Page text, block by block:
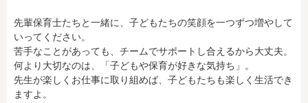
先輩保育士たちと一緒に、子どもたちの笑顔を一つずつ増やして
いってください。
苦手なことがあっても、チームでサポートし合えるから大丈夫。
何より大切なのは、「子どもや保育が好きな気持ち」。
先生が楽しくお仕事に取り組めば、子どもたちも楽しく生活でき
ますよ。
月収見込み
〜
フリーワード検索